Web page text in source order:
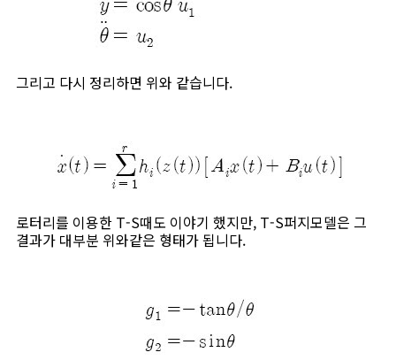
그리고 다시 정리하면 위와 같습니다.
로터리를 이용한 T-S때도 이야기 했지만, T-S퍼지모델은 그
결과가 대부분 위와같은 형태가 됩니다.